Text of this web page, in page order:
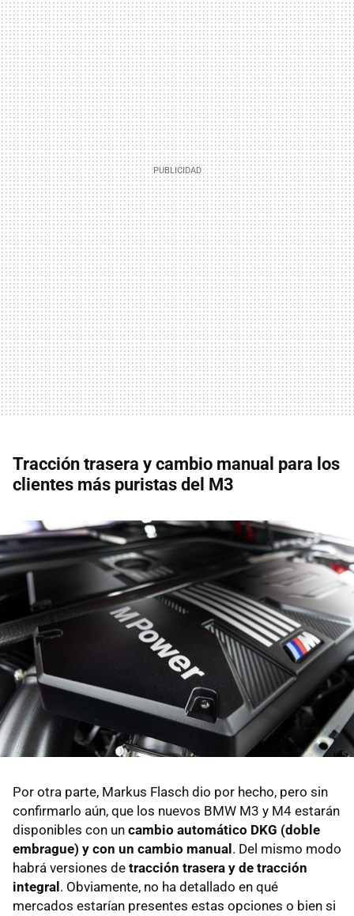
Tracción trasera y cambio manual para los
clientes más puristas del M3
Por otra parte, Markus Flasch dio por hecho, pero sin
confirmarlo aún, que los nuevos BMW M3 y M4 estarán
disponibles con un cambio automático DKG (doble
embrague) y con un cambio manual . Del mismo modo
habrá versiones de tracción trasera y de tracción
integral . Obviamente, no ha detallado en qué
mercados estarían presentes estas opciones o bien si